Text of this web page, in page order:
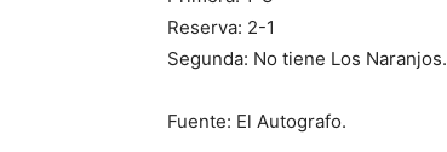
Reserva: 2-1
Segunda: No tiene Los Naranjos.
Fuente: El Autografo.